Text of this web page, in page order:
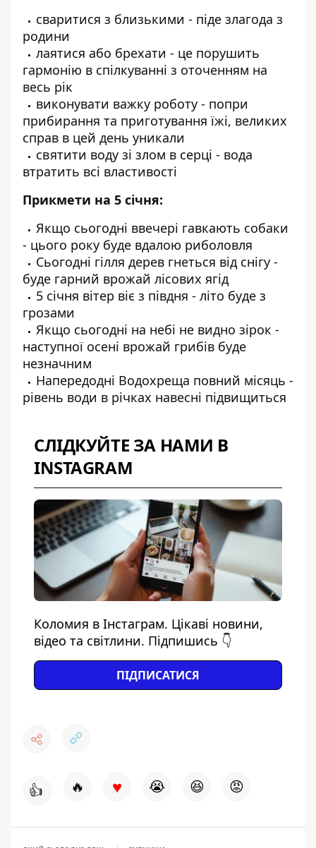
сваритися з близькими - піде злагода з
родини
лаятися або брехати - це порушить
гармонію в спілкуванні з оточенням на
весь рік
виконувати важку роботу - попри
прибирання та приготування їжі, великих
справ в цей день уникали
святити воду зі злом в серці - вода
втратить всі властивості
Прикмети на 5 січня:
Якщо сьогодні ввечері гавкають собаки
- цього року буде вдалою риболовля
Сьогодні гілля дерев гнеться від снігу -
буде гарний врожай лісових ягід
5 січня вітер віє з півдня - літо буде з
грозами
Якщо сьогодні на небі не видно зірок -
наступної осені врожай грибів буде
незначним
Напередодні Водохреща повний місяць -
рівень води в річках навесні підвищиться
СЛІДКУЙТЕ ЗА НАМИ В
INSTAGRAM
Коломия в Інстаграм. Цікаві новини,
відео та світлини. Підпишись 👇
ПІДПИСАТИСЯ
👍 🔥 ♥ 😭 😆 😡